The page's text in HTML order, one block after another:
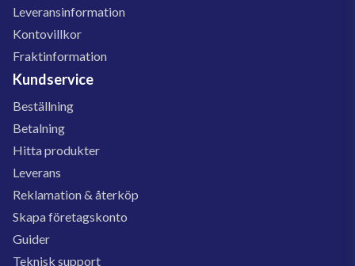
Leveransinformation
Kontovillkor
Fraktinformation
Kundservice
Beställning
Betalning
Hitta produkter
Leverans
Reklamation & återköp
Skapa företagskonto
Guider
Teknisk support